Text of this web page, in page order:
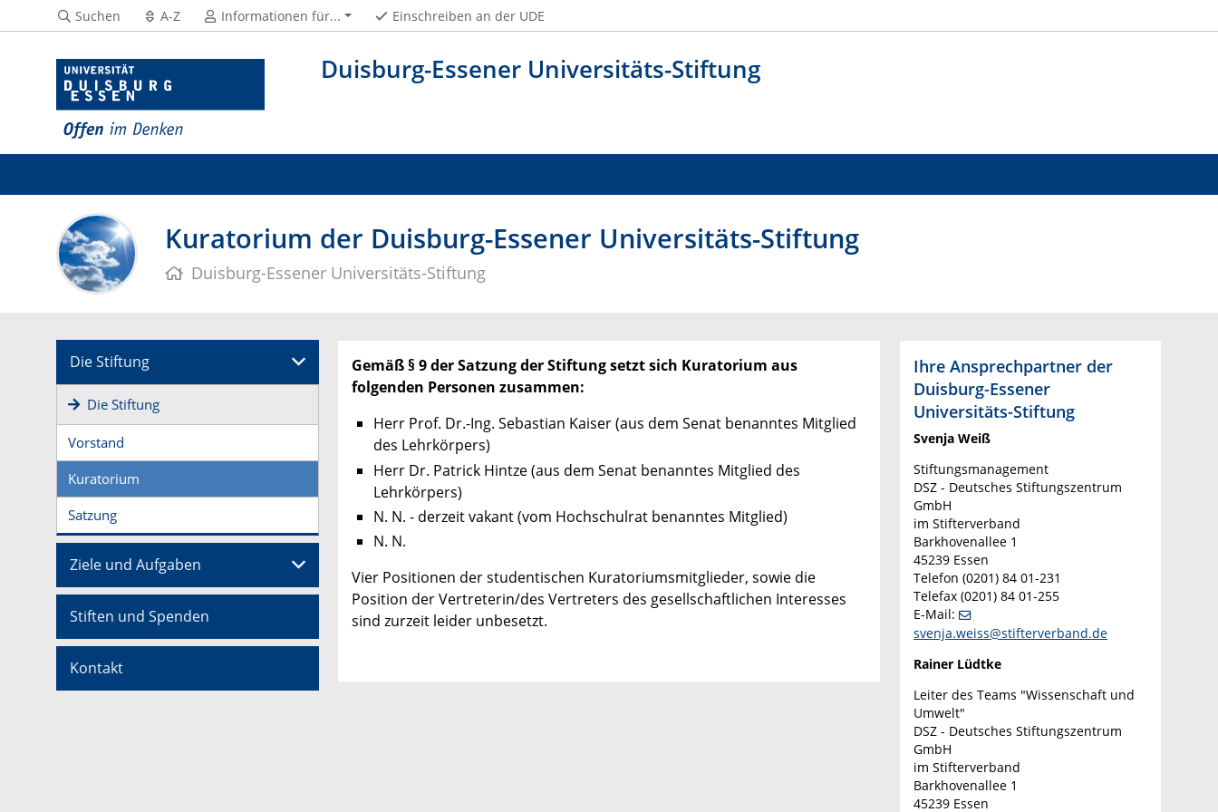
Duisburg-Essener Universitäts-Stiftung
Suchen A-Z Informationen für... Einschreiben an der UDE
Kuratorium der Duisburg-Essener Universitäts-Stiftung
Duisburg-Essener Universitäts-Stiftung
Die Stiftung
Die Stiftung
Vorstand
Kuratorium
Satzung
Ziele und Aufgaben
Stiften und Spenden
Kontakt
Gemäß § 9 der Satzung der Stiftung setzt sich Kuratorium aus
folgenden Personen zusammen:
Herr Prof. Dr.-Ing. Sebastian Kaiser (aus dem Senat benanntes Mitglied
des Lehrkörpers)
Herr Dr. Patrick Hintze (aus dem Senat benanntes Mitglied des
Lehrkörpers)
N. N. - derzeit vakant (vom Hochschulrat benanntes Mitglied)
N. N.
Vier Positionen der studentischen Kuratoriumsmitglieder, sowie die
Position der Vertreterin/des Vertreters des gesellschaftlichen Interesses
sind zurzeit leider unbesetzt.
Ihre Ansprechpartner der
Duisburg-Essener
Universitäts-Stiftung
Svenja Weiß
Stiftungsmanagement
DSZ - Deutsches Stiftungszentrum
GmbH
im Stifterverband
Barkhovenallee 1
45239 Essen
Telefon (0201) 84 01-231
Telefax (0201) 84 01-255
E-Mail:
svenja.weiss@stifterverband.de
Rainer Lüdtke
Leiter des Teams "Wissenschaft und
Umwelt"
DSZ - Deutsches Stiftungszentrum
GmbH
im Stifterverband
Barkhovenallee 1
45239 Essen